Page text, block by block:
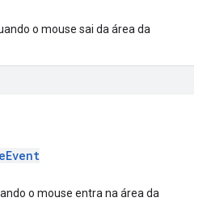
o mouse sai da área da
o mouse entra na área da